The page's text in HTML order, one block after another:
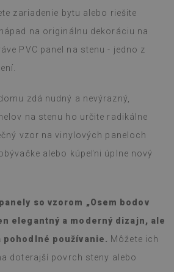
zariadenie bytu alebo riešite
na originálnu dekoráciu na
PVC panel na stenu - jedno z
zdá nudný a nevýrazný,
na stenu ho určite radikálne
vzor na vinylových paneloch
alebo kúpeľni úplne nový
so vzorom „Osem bodov
elegantný a moderný dizajn, ale
pohodlné používanie. Môžete ich
doterajší povrch steny alebo